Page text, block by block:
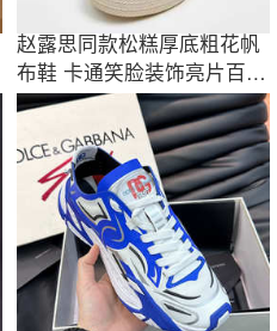
赵露思同款松糕厚底粗花帆
布鞋 卡通笑脸装饰亮片百搭
休闲小白鞋